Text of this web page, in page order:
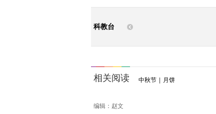
科教台
相关阅读 中秋节 月饼
编辑：赵文